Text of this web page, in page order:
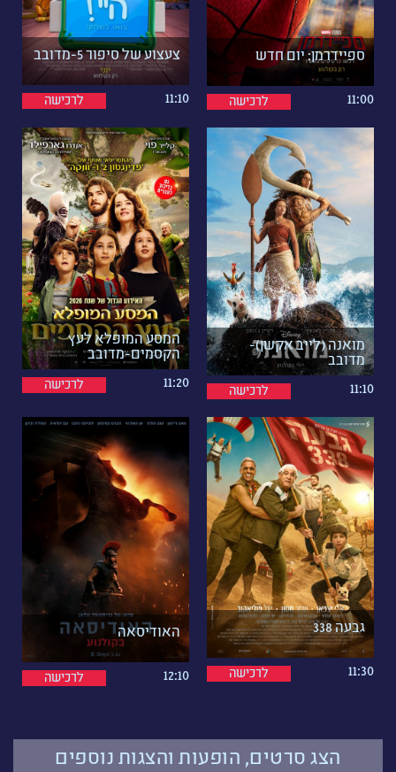
ספיידרמן: יום חדש
11:00 לרכישה
צעצוע של סיפור 5-מדובב
11:10 לרכישה
מואנה (לייב אקשן)-
מדובב
11:10
לרכישה
המסע המופלא לעץ
הקסמים-מדובב
11:20
לרכישה
גבעה 338
11:30 לרכישה
האודיסאה
12:10 לרכישה
הצג סרטים, הופעות והצגות נוספים